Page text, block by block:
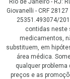
Giovanelli - CRF
25351.493074/
contidas neste
medicamentos,
substituem, em
área médica.
qualquer
preços e as